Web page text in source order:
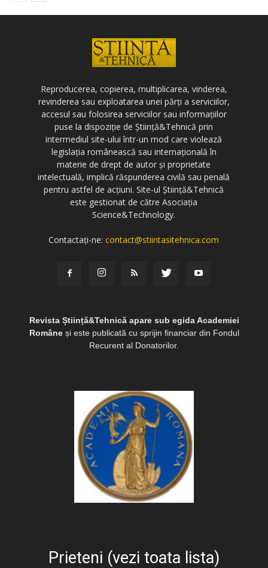
Reproducerea, copierea, multiplicarea, vinderea,
revinderea sau exploatarea unei părți a serviciilor,
accesul sau folosirea serviciilor sau informațiilor
puse la dispoziție de Știință&Tehnică prin
intermediul site-ului într-un mod care violează
legislația românească sau internațională în
materie de drept de autor și proprietate
intelectuală, implică răspunderea civilă sau penală
pentru astfel de acțiuni. Site-ul Știință&Tehnică
este gestionat de către Asociația
Science&Technology.
Contactați-ne:contact@stiintasitehnica.com
Revista Știință&Tehnică apare sub egida Academiei
Româneși este publicată cu sprijin financiar din Fondul
Recurent al Donatorilor.
Prieteni (vezi toata lista)